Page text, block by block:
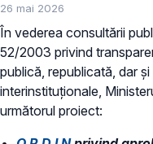
26 mai 2026
În vederea consultării
52/2003 privind
publică, republicată, dar
interinstituționale,
următorul proiect: